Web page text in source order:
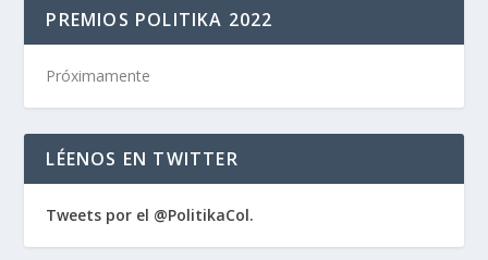
PREMIOS POLITIKA 2022
Próximamente
LÉENOS EN TWITTER
Tweets por el @PolitikaCol.